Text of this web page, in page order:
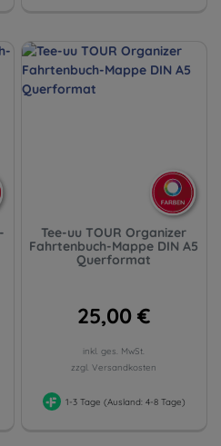
Tee-uu TOUR Organizer
Fahrtenbuch-Mappe DIN A5
Querformat
25,00 €
inkl. ges. MwSt.
zzgl. Versandkosten
1-3 Tage (Ausland: 4-8 Tage)